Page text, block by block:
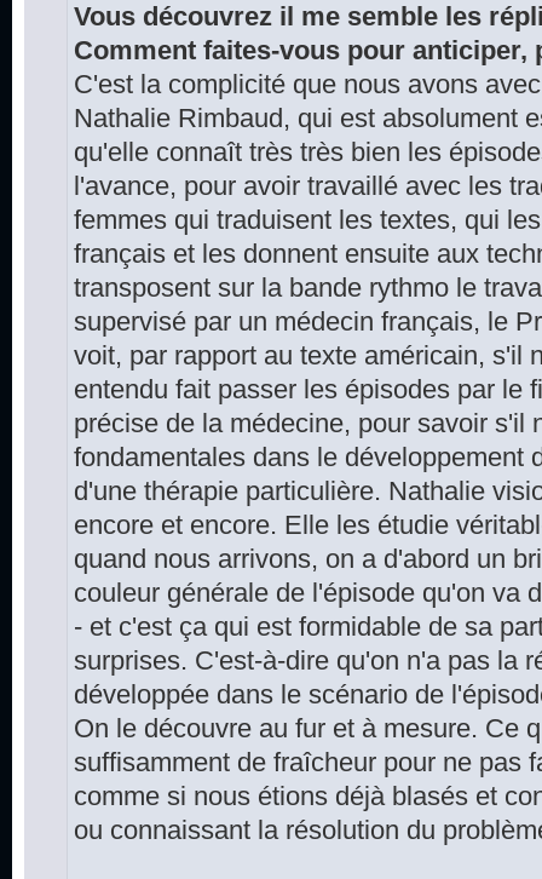
Vous découvrez il me semble les
Comment faites-vous pour anticiper,
C'est la complicité que nous avons
Nathalie Rimbaud, qui est absolument
qu'elle connaît très très bien les
l'avance, pour avoir travaillé avec les
femmes qui traduisent les textes, qui
français et les donnent ensuite aux
transposent sur la bande rythmo le
supervisé par un médecin français, le
voit, par rapport au texte américain, s'il
entendu fait passer les épisodes par le
précise de la médecine, pour savoir s'il
fondamentales dans le développement
d'une thérapie particulière. Nathalie
encore et encore. Elle les étudie
quand nous arrivons, on a d'abord un
couleur générale de l'épisode qu'on va
- et c'est ça qui est formidable de sa
surprises. C'est-à-dire qu'on n'a pas la
développée dans le scénario de
On le découvre au fur et à mesure. Ce
suffisamment de fraîcheur pour ne pas
comme si nous étions déjà blasés et
ou connaissant la résolution du